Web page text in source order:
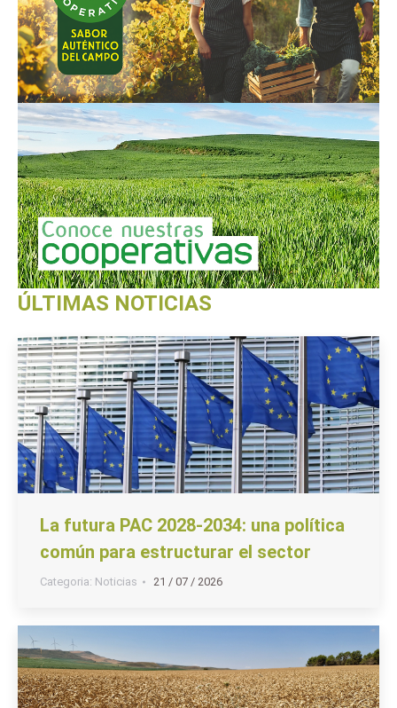
ÚLTIMAS NOTICIAS
La futura PAC 2028-2034: una política
común para estructurar el sector
Categoria: Noticias 21 / 07 / 2026